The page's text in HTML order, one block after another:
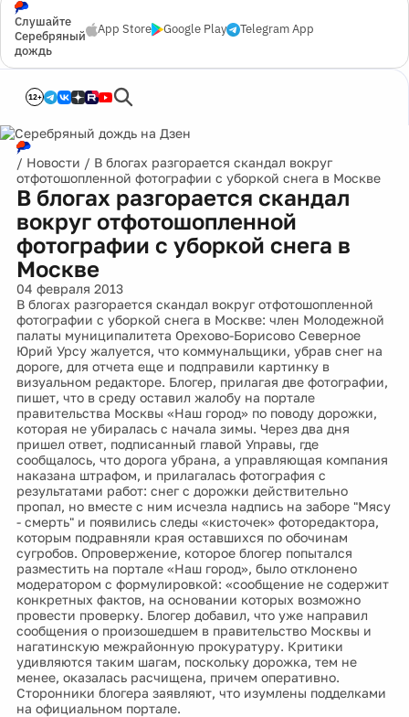
Слушайте
Серебряный
дождь
App Store Google Play Telegram App
12+
/ Новости / В блогах разгорается скандал вокруг
отфотошопленной фотографии с уборкой снега в Москве
В блогах разгорается скандал
вокруг отфотошопленной
фотографии с уборкой снега в
Москве
04 февраля 2013
В блогах разгорается скандал вокруг отфотошопленной
фотографии с уборкой снега в Москве: член Молодежной
палаты муниципалитета Орехово-Борисово Северное
Юрий Урсу жалуется, что коммунальщики, убрав снег на
дороге, для отчета еще и подправили картинку в
визуальном редакторе. Блогер, прилагая две фотографии,
пишет, что в среду оставил жалобу на портале
правительства Москвы «Наш город» по поводу дорожки,
которая не убиралась с начала зимы. Через два дня
пришел ответ, подписанный главой Управы, где
сообщалось, что дорога убрана, а управляющая компания
наказана штрафом, и прилагалась фотография с
результатами работ: снег с дорожки действительно
пропал, но вместе с ним исчезла надпись на заборе "Мясу
- смерть" и появились следы «кисточек» фоторедактора,
которым подравняли края оставшихся по обочинам
сугробов. Опровержение, которое блогер попытался
разместить на портале «Наш город», было отклонено
модератором с формулировкой: «сообщение не содержит
конкретных фактов, на основании которых возможно
провести проверку. Блогер добавил, что уже направил
сообщения о произошедшем в правительство Москвы и
нагатинскую межрайонную прокуратуру. Критики
удивляются таким шагам, поскольку дорожка, тем не
менее, оказалась расчищена, причем оперативно.
Сторонники блогера заявляют, что изумлены подделками
на официальном портале.